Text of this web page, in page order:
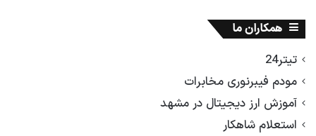
همکاران ما
تیتر24
مودم فیبرنوری مخابرات
آموزش ارز دیجیتال در مشهد
استعلام شاهکار